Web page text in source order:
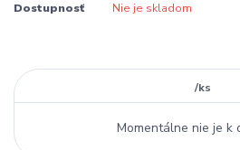
Dostupnosť Nie je skladom
/ks
Momentálne nie je k